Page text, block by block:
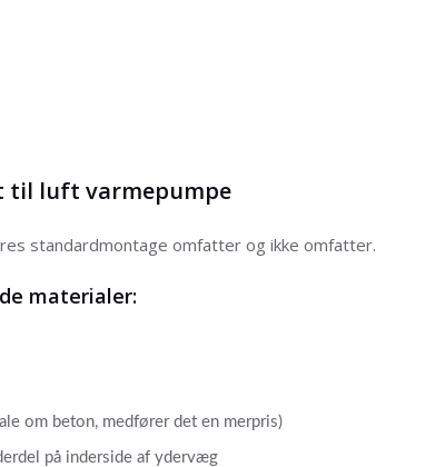
til luft varmepumpe
standardmontage omfatter og ikke omfatter.
materialer:
om beton, medfører det en merpris)
på inderside af ydervæg